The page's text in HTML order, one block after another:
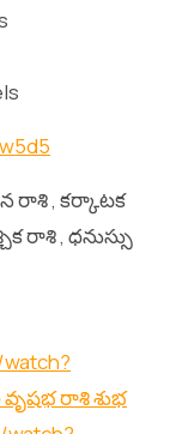
రాశి , కర్కాటక
రాశి , ధనుస్సు
రాశి శుభ